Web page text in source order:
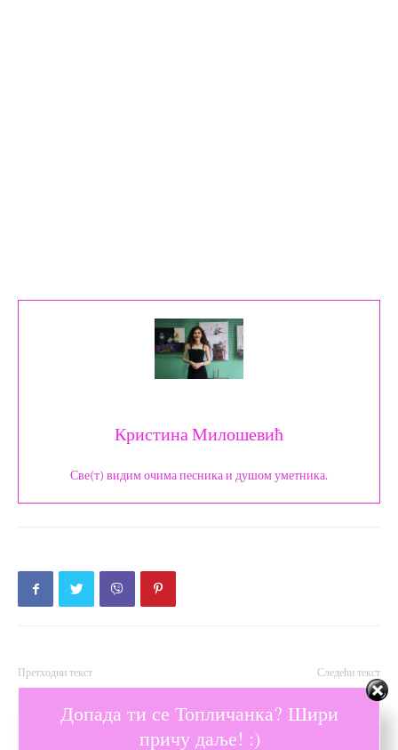
Кристина Милошевић
Све(т) видим очима песника и душом уметника.
Претходни текст
уређење и опремање локала
Следећи текст
Како да будете сигурни када
је време за ботокс третман?
Допада ти се Топличанка? Шири
причу даље! :)